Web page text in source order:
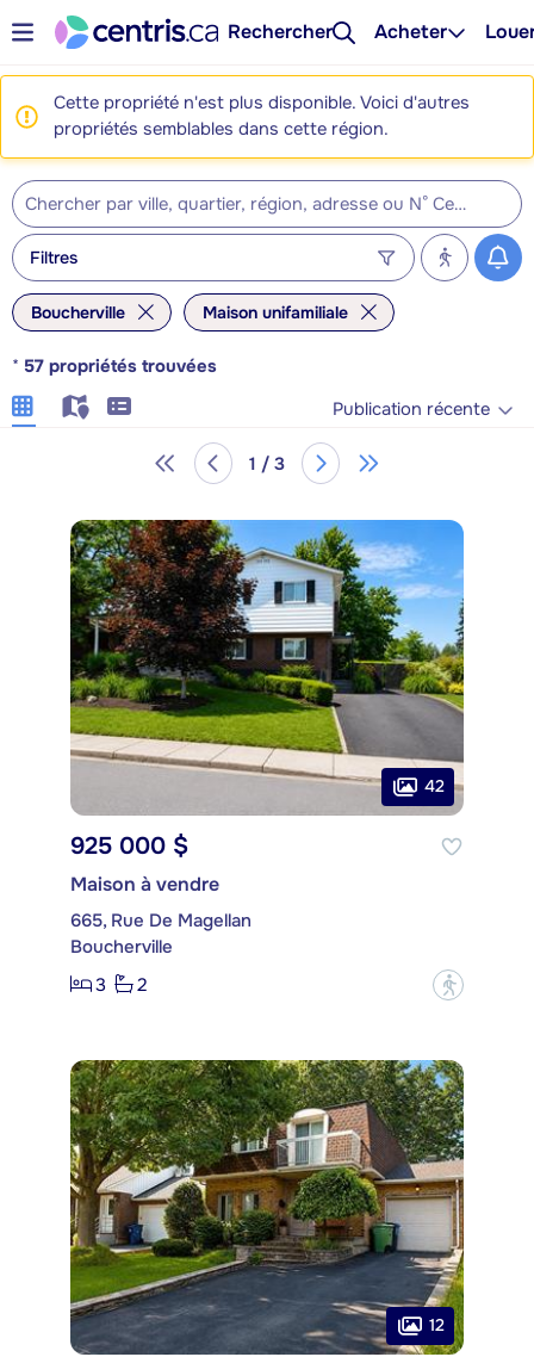
Rechercher Acheter
Cette propriété n'est plus disponible. Voici d'autres
propriétés semblables dans cette région.
Filtres
Boucherville Maison unifamiliale
* 57 propriétés trouvées
Publication récente
1 / 3
42
925 000 $
Maison à vendre
665, Rue De Magellan
Boucherville
3
2 ?
12